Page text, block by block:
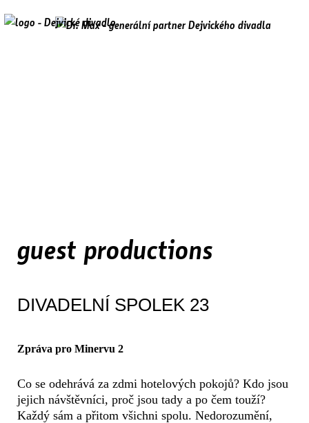
guest productions
DIVADELNÍ SPOLEK 23
Zpráva pro Minervu 2
Co se odehrává za zdmi hotelových pokojů? Kdo jsou
jejich návštěvníci, proč jsou tady a po čem touží?
Každý sám a přitom všichni spolu. Nedorozumění,